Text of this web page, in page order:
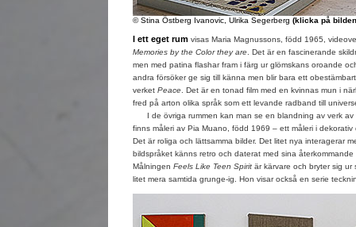
© Stina Östberg Ivanovic, Ulrika Segerberg (klicka på
I ett eget rum visas Maria Magnussons, född 1965,
Memories by the Color they are. Det är en fascinerande
men med patina flashar fram i färg ur glömskans oroande
andra försöker ge sig till känna men blir bara ett
verket Peace. Det är en tonad film med en kvinnas mun i
fred på arton olika språk som ett levande radband till
I de övriga rummen kan man se en blandning av verk av
finns måleri av Pia Muano, född 1969 – ett måleri i dekorativ
Det är roliga och lättsamma bilder. Det litet nya interagerar
bildspråket känns retro och daterat med sina återkommande
Målningen Feels Like Teen Spiritär kärvare och bryter sig ur
litet mera samtida grunge-ig. Hon visar också en serie